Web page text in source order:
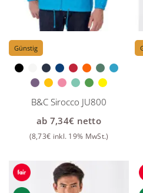
Günstig
B&C Sirocco JU800
ab 7,34€ netto
(8,73€ inkl. 19% MwSt.)